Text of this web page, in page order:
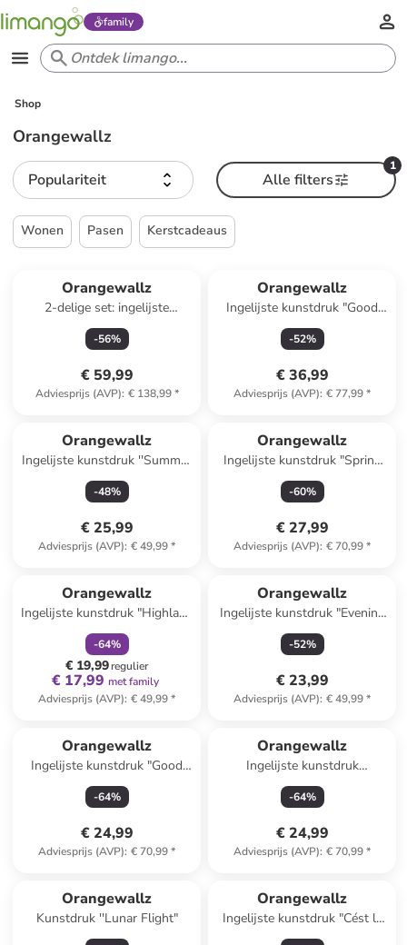
family
Shop
Orangewallz
Populariteit
1
Alle filters
Wonen Pasen Kerstcadeaus
Orangewallz
2-delige set: ingelijste
kunstdrukken "Night Green
Set"
-56%
€ 59,99
Adviesprijs (AVP): € 138,99*
Orangewallz
Ingelijste kunstdruk "Good
Morning Coffee"
-52%
€ 36,99
Adviesprijs (AVP): € 77,99*
Orangewallz
Ingelijste kunstdruk ''Summer
Vibes''
-48%
€ 25,99
Adviesprijs (AVP): € 49,99*
Orangewallz
Ingelijste kunstdruk "Spring
Table"
-60%
€ 27,99
Adviesprijs (AVP): € 70,99*
Orangewallz
Ingelijste kunstdruk "Highland
Break"
-64%
€ 19,99regulier
€ 17,99 met family
Adviesprijs (AVP): € 49,99*
Orangewallz
Ingelijste kunstdruk "Evening
Cranes Green"
-52%
€ 23,99
Adviesprijs (AVP): € 49,99*
Orangewallz
Ingelijste kunstdruk "Good
Morning Coffee"
-64%
€ 24,99
Adviesprijs (AVP): € 70,99*
Orangewallz
Ingelijste kunstdruk
"Relaxing"
-64%
€ 24,99
Adviesprijs (AVP): € 70,99*
Orangewallz
Kunstdruk ''Lunar Flight"
Orangewallz
Ingelijste kunstdruk "Cést la
vie" - (B)40 x (H)50 cm